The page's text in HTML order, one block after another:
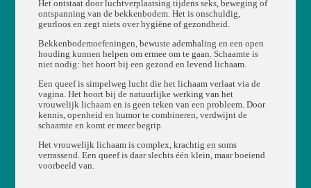
Het ontstaat door luchtverplaatsing tijdens seks, beweging of
ontspanning van de bekkenbodem. Het is onschuldig,
geurloos en zegt niets over hygiëne of gezondheid.
Bekkenbodemoefeningen, bewuste ademhaling en een open
houding kunnen helpen om ermee om te gaan. Schaamte is
niet nodig: het hoort bij een gezond en levend lichaam.
Een queef is simpelweg lucht die het lichaam verlaat via de
vagina. Het hoort bij de natuurlijke werking van het
vrouwelijk lichaam en is geen teken van een probleem. Door
kennis, openheid en humor te combineren, verdwijnt de
schaamte en komt er meer begrip.
Het vrouwelijk lichaam is complex, krachtig en soms
verrassend. Een queef is daar slechts één klein, maar boeiend
voorbeeld van.